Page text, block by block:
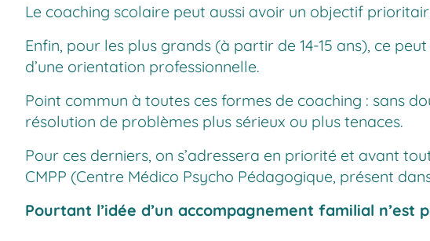
Le coaching scolaire peut aussi avoir un objectif
Enfin, pour les plus grands (à partir de 14-15 ans), ce
d’une orientation professionnelle.
Point commun à toutes ces formes de coaching : sans
résolution de problèmes plus sérieux ou plus tenaces.
Pour ces derniers, on s’adressera en priorité et avant
CMPP (Centre Médico Psycho Pédagogique, présent
Pourtant l’idée d’un accompagnement familial n’est